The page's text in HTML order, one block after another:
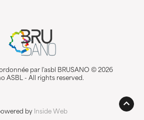
par l'asbl BRUSANO © 2026
ASBL - All rights reserved.
by Inside Web